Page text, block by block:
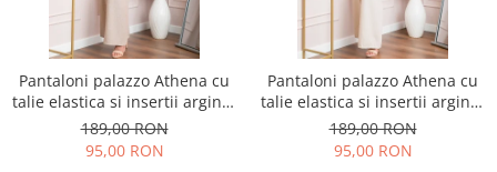
Pantaloni palazzo Athena cu
talie elastica si insertii argintii
- Bej
189,00 RON
95,00 RON
Pantaloni palazzo Athena cu
talie elastica si insertii argintii
- Ecru
189,00 RON
95,00 RON